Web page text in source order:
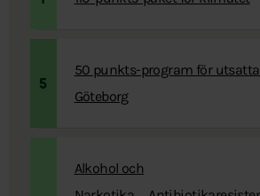
5
50 punkts-program för
Göteborg
Alkohol och